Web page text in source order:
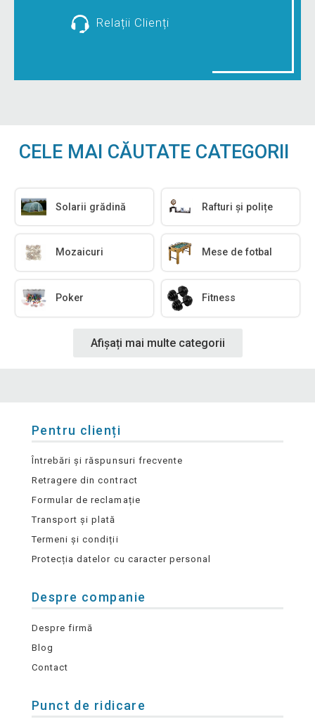
Relații Clienți
CELE MAI CĂUTATE CATEGORII
Solarii grădină Rafturi și polițe
Mozaicuri Mese de fotbal
Poker Fitness
Afișați mai multe categorii
Pentru clienți
Întrebări și răspunsuri frecvente
Retragere din contract
Formular de reclamație
Transport și plată
Termeni și condiții
Protecția datelor cu caracter personal
Despre companie
Despre firmă
Blog
Contact
Punct de ridicare